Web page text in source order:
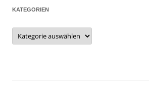
KATEGORIEN
Kategorien